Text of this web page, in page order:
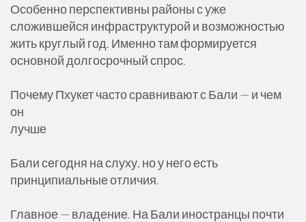
Особенно перспективны районы с уже
сложившейся инфраструктурой и возможностью
жить круглый год. Именно там формируется
основной долгосрочный спрос.
Почему Пхукет часто сравнивают с Бали — и чем
он
лучше
Бали сегодня на слуху, но у него есть
принципиальные отличия.
Главное — владение. На Бали иностранцы почти